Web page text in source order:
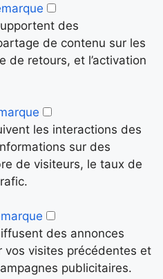
des
de contenu sur les
de retours, et l’activation
les interactions des
sur des
de visiteurs, le taux de
des annonces
vos visites précédentes et
publicitaires.